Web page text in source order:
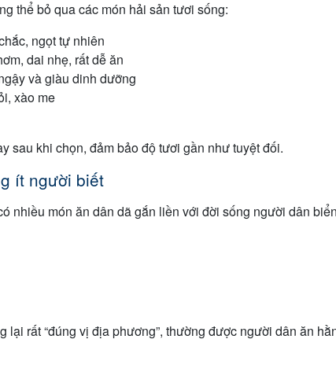
thể bỏ qua các món hải sản tươi sống:
ngọt tự nhiên
dai nhẹ, rất dễ ăn
và giàu dinh dưỡng
xào me
sau khi chọn, đảm bảo độ tươi gần như tuyệt đối.
ít người biết
nhiều món ăn dân dã gắn liền với đời sống người dân
lại rất “đúng vị địa phương”, thường được người dân ăn